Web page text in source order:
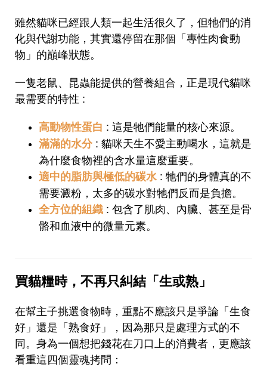
雖然貓咪已經跟人類一起生活很久了，但牠們的消
化與代謝功能，其實還停留在那個「專性肉食動
物」的巔峰狀態。
一隻老鼠、昆蟲能提供的營養組合，正是現代貓咪
最需要的特性 :
高動物性蛋白 : 這是牠們能量的核心來源。
滿滿的水分: 貓咪天生不愛主動喝水，這就是
為什麼食物裡的含水量這麼重要。
適中的脂肪與極低的碳水 : 牠們的身體真的不
需要澱粉，太多的碳水對牠們反而是負擔。
全方位的組織 : 包含了肌肉、內臟、甚至是骨
骼和血液中的微量元素。
買貓糧時，不再只糾結「生或熟」
在幫主子挑選食物時，重點不應該只是爭論「生食
好」還是「熟食好」，因為那只是處理方式的不
同。身為一個想把錢花在刀口上的消費者，更應該
看重這四個靈魂拷問：